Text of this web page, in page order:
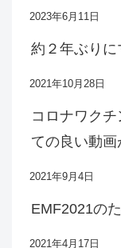
2023年6月11日
約２年ぶりに
2021年10月28日
コロナワク
ての良い動画
2021年9月4日
EMF2021の
2021年4月17日